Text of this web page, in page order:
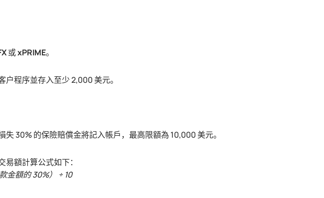
或xPRIME。
程序並存入至少 2,000 美元。
30% 的保險賠償金將記入帳戶，最高限額為 10,000 美元。
額計算公式如下：
金額的 30%） ÷ 10